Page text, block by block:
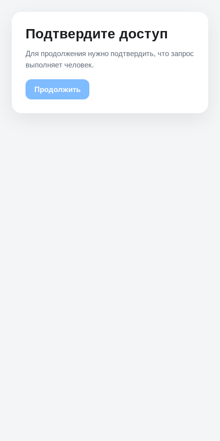
Подтвердите доступ
Для продолжения нужно подтвердить, что запрос
выполняет человек.
Продолжить